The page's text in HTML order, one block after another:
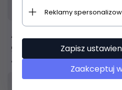
ABSONIC Repertuar
gitarzysty cz. 3
46,00PLN
Reklamy
Zapisz
Zaakceptuj